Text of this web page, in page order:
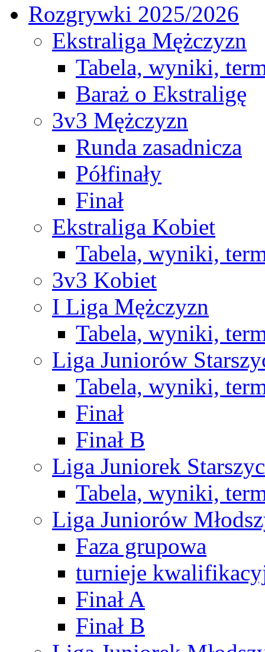
Rozgrywki 2025/2026
Ekstraliga Mężczyzn
Tabela, wyniki,
Baraż o Ekstraligę
3v3 Mężczyzn
Runda zasadnicza
Półfinały
Finał
Ekstraliga Kobiet
Tabela, wyniki,
3v3 Kobiet
I Liga Mężczyzn
Tabela, wyniki,
Liga Juniorów
Tabela, wyniki,
Finał
Finał B
Liga Juniorek
Tabela, wyniki,
Liga Juniorów
Faza grupowa
turnieje
Finał A
Finał B